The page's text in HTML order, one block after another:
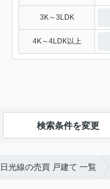
3K～3LDK
4K～4LDK以上
検索条件を変更
光線の売買 戸建て 一覧